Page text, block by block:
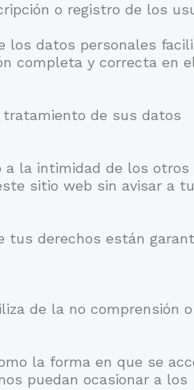
o registro de los
los datos personales
completa y correcta en
de sus datos
a la intimidad de los otros
sitio web sin avisar a
tus derechos están
de la no comprensión o
la forma en que se
puedan ocasionar a los